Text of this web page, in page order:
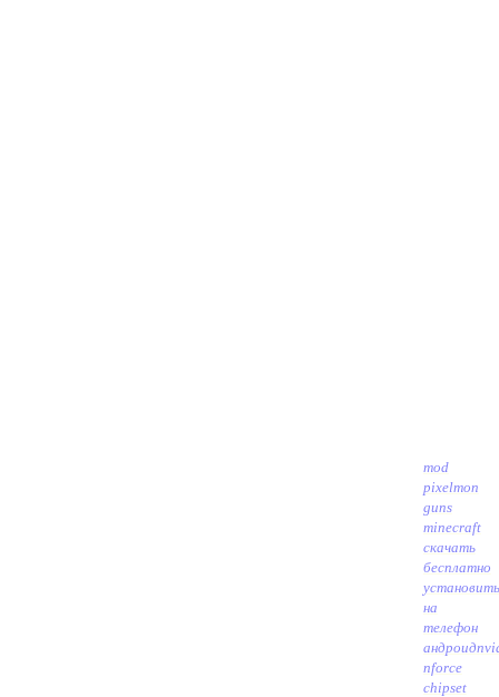
mod
pixelmon
guns
minecraft
скачать
бесплатно
установить
на
телефон
андроид
nforce
chipset